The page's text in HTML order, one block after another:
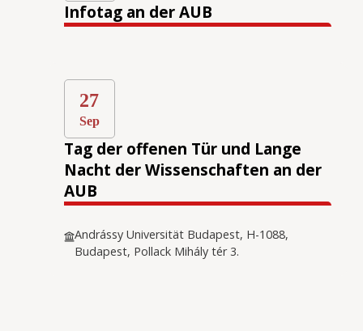
Infotag an der AUB
27
Sep
Tag der offenen Tür und Lange
Nacht der Wissenschaften an der
AUB
Andrássy Universität Budapest, H-1088,
Budapest, Pollack Mihály tér 3.